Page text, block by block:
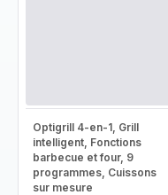
Optigrill 4-en-1, Grill
intelligent, Fonctions
barbecue et four, 9
programmes, Cuissons
sur mesure